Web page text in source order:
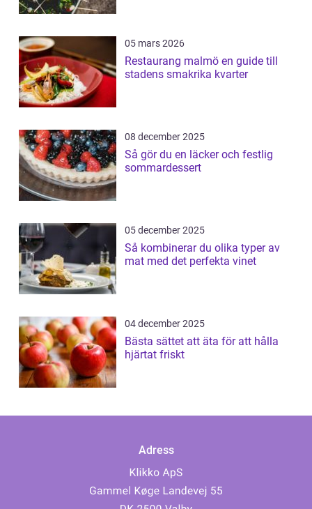
05 mars 2026
Restaurang malmö en guide till
stadens smakrika kvarter
08 december 2025
Så gör du en läcker och festlig
sommardessert
05 december 2025
Så kombinerar du olika typer av
mat med det perfekta vinet
04 december 2025
Bästa sättet att äta för att hålla
hjärtat friskt
Adress